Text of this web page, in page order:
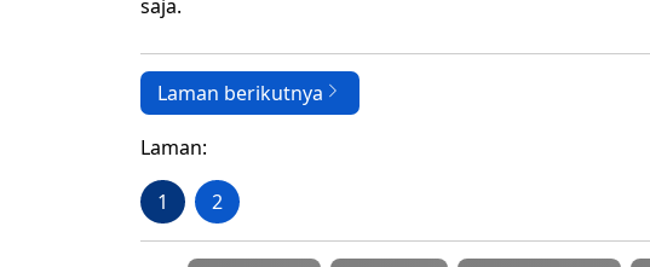
saja.
Laman berikutnya
Laman:
1 2